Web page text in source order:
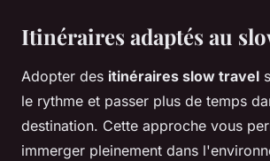
Itinéraires adaptés au
Adopter des itinéraires slow travel
le rythme et passer plus de temps
destination. Cette approche vous
immerger pleinement dans